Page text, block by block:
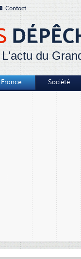
Contact
L'actu du
France Société